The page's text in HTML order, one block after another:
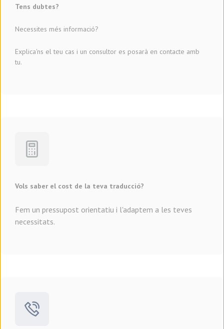
Tens dubtes?
Necessites més informació?
Explica'ns el teu cas i un consultor es posarà en contacte amb
tu.
Vols saber el cost de la teva traducció?
Fem un pressupost orientatiu i l'adaptem a les teves
necessitats.